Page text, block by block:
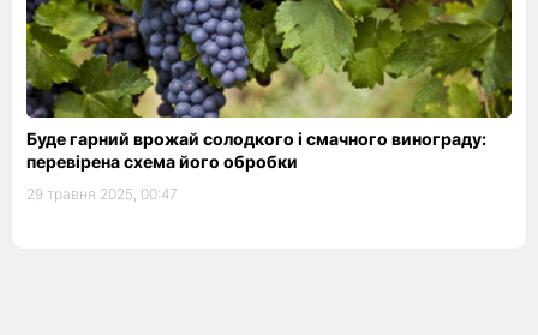
Буде гарний врожай солодкого і смачного винограду:
перевірена схема його обробки
29 травня 2025, 00:47